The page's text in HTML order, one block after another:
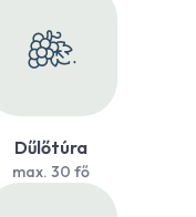
Dűlőtúra
max. 30 fő